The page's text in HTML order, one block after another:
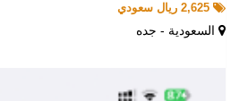
السعودية - جده